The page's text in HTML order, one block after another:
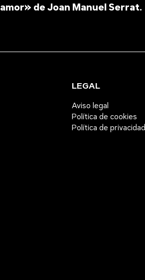
de Joan Manuel Serrat.
LEGAL
Aviso legal
Política de cookies
Política de privacidad